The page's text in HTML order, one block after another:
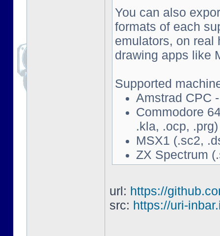
You can also
formats of each
emulators, on real
drawing apps like
Supported
Amstrad CPC
Commodore
.kla, .ocp, .prg)
MSX1 (.sc2,
ZX Spectrum
url: https://
src: https://uri-